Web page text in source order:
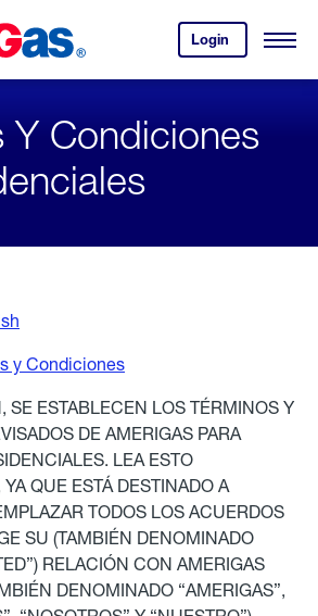
Login
your
account.
Open
Y Condiciones
y Condiciones
SE ESTABLECEN LOS TÉRMINOS Y
DE AMERIGAS PARA
LEA ESTO
QUE ESTÁ DESTINADO A
TODOS LOS ACUERDOS
SU (TAMBIÉN DENOMINADO
RELACIÓN CON AMERIGAS
DENOMINADO “AMERIGAS”,